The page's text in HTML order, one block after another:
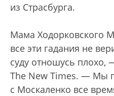
из Страсбурга.
Мама Ходорковского
все эти гадания не
суду отношусь плохо,
The New Times. — Мы
с Москаленко все